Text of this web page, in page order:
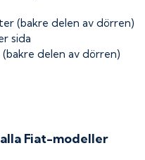
(bakre delen av dörren)
sida
delen av dörren)
Fiat-modeller